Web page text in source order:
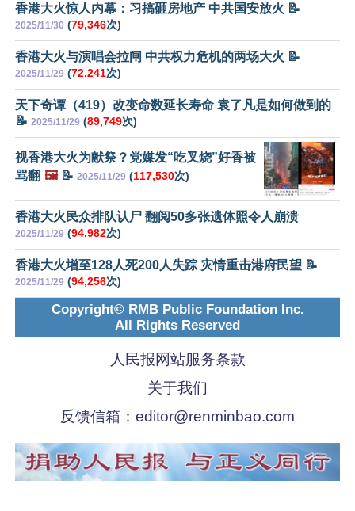
香港大火惊人内幕：习搞砸房地产 中共国安放火 📝
2025/11/30 (79,346次)
香港大火与演唱会拉闸 中共权力危机的两场大火 📝
2025/11/29 (72,241次)
天下奇谭（419）改变命数延长寿命 袁了凡是如何做到的
📝 2025/11/29 (89,749次)
视香港大火为献祭？党媒发“吃叉烧”好香被
骂翻 🖼️📝 2025/11/29 (117,530次)
香港大火民众排队认尸 翻阅50多张遗体照令人崩溃
2025/11/29 (94,982次)
香港大火增至128人死200人失踪 灾情重击港府民望 📝
2025/11/29 (94,256次)
Copyright© RMB Public Foundation Inc.
All Rights Reserved
人民报网站服务条款
关于我们
反馈信箱： editor@renminbao.com